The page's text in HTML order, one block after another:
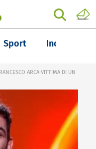
Sport Inchieste
ARCA VITTIMA DI UN